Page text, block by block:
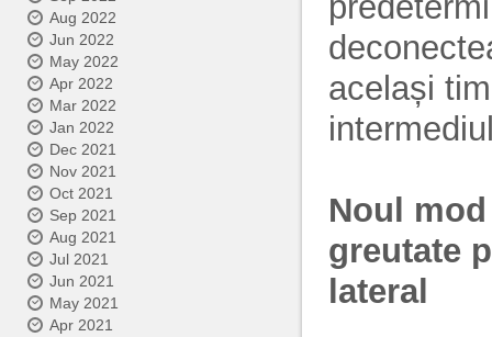
Aug 2022
Jun 2022
May 2022
Apr 2022
Mar 2022
Jan 2022
Dec 2021
Nov 2021
Oct 2021
Sep 2021
Aug 2021
Jul 2021
Jun 2021
May 2021
Apr 2021
același
Noul
greutate
lateral